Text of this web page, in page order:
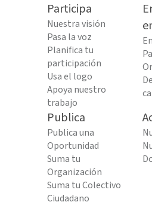
Participa
Nuestra visión
Pasa la voz
Planifica tu
participación
Usa el logo
Apoya nuestro
trabajo
Publica
Publica una
Oportunidad
Suma tu
Organización
Suma tu Colectivo
Ciudadano